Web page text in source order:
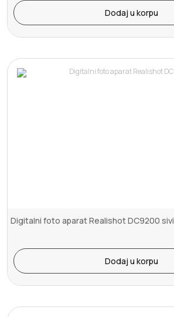
Dodaj u korpu
Digitalni foto aparat Realishot DC9200 sivi
Dodaj u korpu